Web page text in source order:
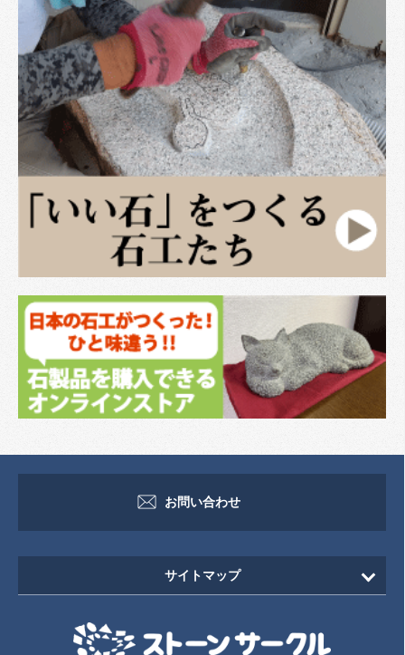
お問い合わせ
サイトマップ
HOME